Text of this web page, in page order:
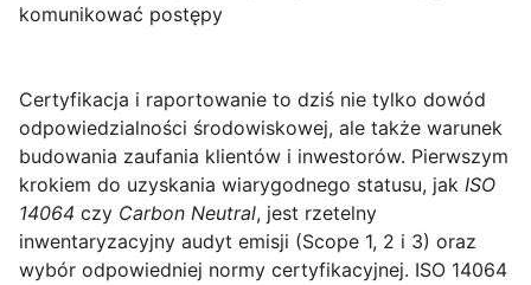
komunikować postępy
Certyfikacja i raportowanie to dziś nie tylko dowód
odpowiedzialności środowiskowej, ale także warunek
budowania zaufania klientów i inwestorów. Pierwszym
krokiem do uzyskania wiarygodnego statusu, jak ISO
14064 czy Carbon Neutral, jest rzetelny
inwentaryzacyjny audyt emisji (Scope 1, 2 i 3) oraz
wybór odpowiedniej normy certyfikacyjnej. ISO 14064